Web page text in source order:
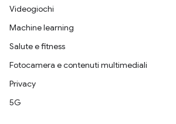
Videogiochi
Machine learning
Salute e fitness
Fotocamera e contenuti multimediali
Privacy
5G